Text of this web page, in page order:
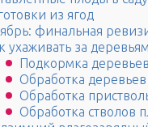
из ягод
финальная
ухаживать за
Подкормка
Обработка
Обработка
Обработка стволов